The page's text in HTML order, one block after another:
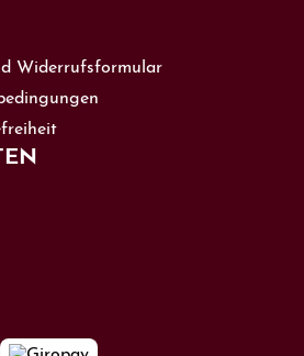
Widerrufsformular